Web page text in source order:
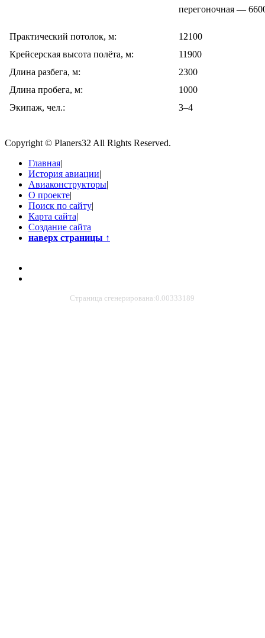
перегоночная —
Практический потолок, м:
12100
Крейсерская высота полёта, м:
11900
Длина разбега, м:
2300
Длина пробега, м:
1000
Экипаж, чел.:
3–4
Copyright © Planers32 All Rights Reserved.
Главная|
История авиации|
Авиаконструкторы|
О проекте|
Поиск по сайту|
Карта сайта|
Создание сайта
наверх страницы ↑
Страница сгенерирована:0.00333189